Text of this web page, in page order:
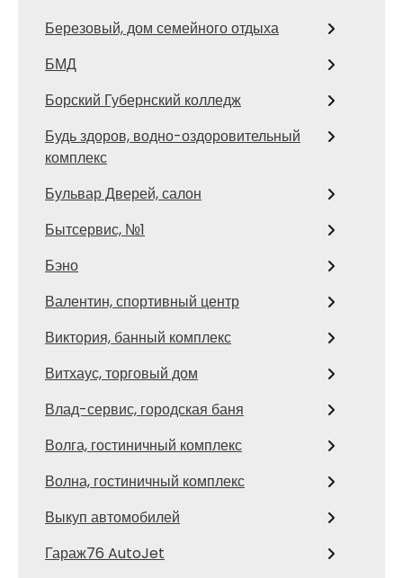
Березовый, дом семейного отдыха
БМД
Борский Губернский колледж
Будь здоров, водно-оздоровительный
комплекс
Бульвар Дверей, салон
Бытсервис, №1
Бэно
Валентин, спортивный центр
Виктория, банный комплекс
Витхаус, торговый дом
Влад-сервис, городская баня
Волга, гостиничный комплекс
Волна, гостиничный комплекс
Выкуп автомобилей
Гараж76 AutoJet